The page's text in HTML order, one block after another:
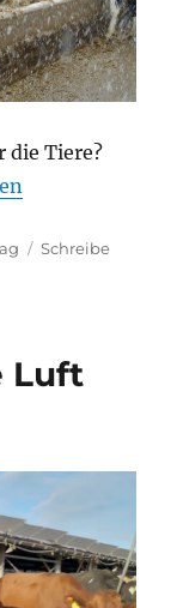
die Tiere?
– Wie geht es
Schreibe
Luft